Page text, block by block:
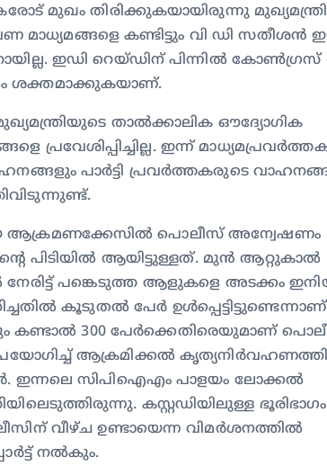
മുഖം തിരിക്കുകയായിരുന്നു
കണ്ടിട്ടും വി ഡി സതീശൻ
ഇഡി റെയ്ഡിന് പിന്നിൽ കോൺഗ്രസ്
ശക്തമാക്കുകയാണ്.
താൽക്കാലിക ഔദ്യോഗിക
ഇന്ന്
പാർട്ടി പ്രവർത്തകരുടെ
ആക്രമണക്കേസിൽ പൊലീസ് അന്വേഷണം
പിടിയിൽ ആയിട്ടുള്ളത്. മുൻ ആറ്റുകാൽ
പങ്കെടുത്ത ആളുകളെ അടക്കം
കൂടുതൽ പേർ ഉൾപ്പെട്ടിട്ടുണ്ടെന്നാണ്
കണ്ടാൽ 300 പേർക്കെതിരെയുമാണ്
ആക്രമിക്കൽ
ഇന്നലെ സിപിഐഎം പാളയം ലോക്കൽ
കസ്റ്റഡിയിലുള്ള ഭൂരിഭാഗം
വീഴ്ച ഉണ്ടായെന്ന വിമർശനത്തിൽ
നൽകും.